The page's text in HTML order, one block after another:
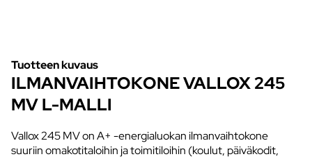
Tuotteen kuvaus
ILMANVAIHTOKONE VALLOX 245
MV L-MALLI
Vallox 245 MV on A+ -energialuokan ilmanvaihtokone
suuriin omakotitaloihin ja toimitiloihin (koulut, päiväkodit,